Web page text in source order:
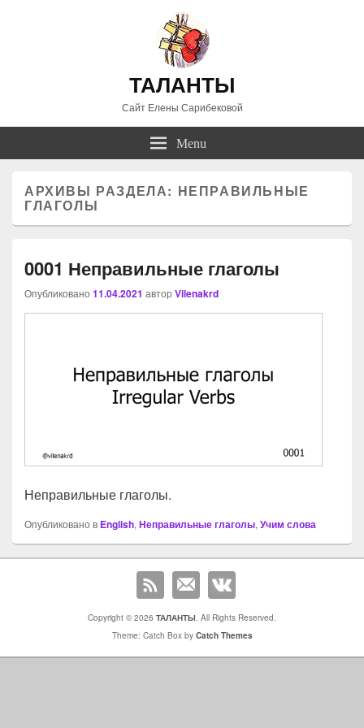
ТАЛАНТЫ
Сайт Елены Сарибековой
Menu
АРХИВЫ РАЗДЕЛА: НЕПРАВИЛЬНЫЕ
ГЛАГОЛЫ
0001 Неправильные глаголы
Опубликовано 11.04.2021 автор Vilenakrd
Неправильные глаголы.
Опубликовано в English,Неправильные глаголы,Учим слова
Copyright © 2026 ТАЛАНТЫ. All Rights Reserved.
Theme: Catch Box by Catch Themes